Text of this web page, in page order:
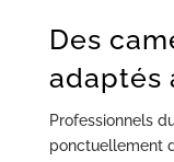
Des
adaptés
Professionnels
ponctuellement